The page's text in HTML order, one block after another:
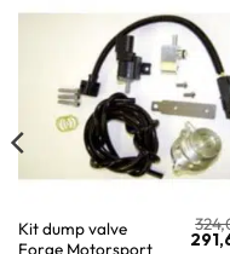
Kit dump valve
Forge Motorsport